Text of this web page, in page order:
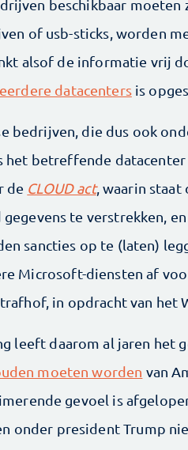
beschikbaar moeten
of usb-sticks, worden
alsof de informatie vrij
datacentersis
bedrijven, die dus ook
het betreffende
de CLOUD act, waarin staat
te verstrekken,
sancties op te (laten)
Microsoft-diensten af
in opdracht van het
leeft daarom al jaren het
moeten worden van
gevoel is
onder president Trump